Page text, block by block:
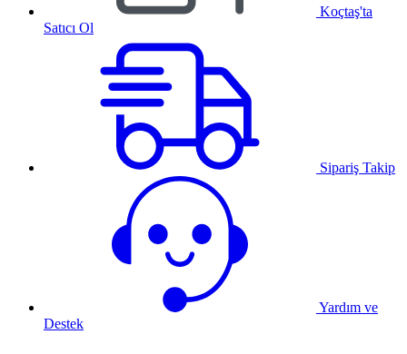
Koçtaş'ta
Satıcı Ol
Sipariş Takip
Yardım ve
Destek